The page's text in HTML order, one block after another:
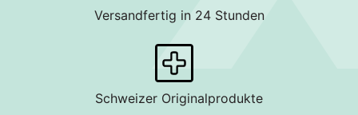
Versandfertig in 24 Stunden
Schweizer Originalprodukte